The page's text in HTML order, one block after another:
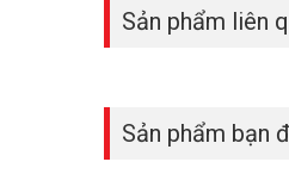
Dịch vụ Cloud
video chuyển động trên
Sản phẩm liên
Sản phẩm bạn